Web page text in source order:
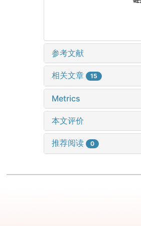
参考文献
相关文章 15
Metrics
本文评价
推荐阅读 0